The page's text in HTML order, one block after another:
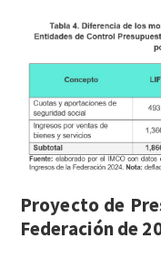
Proyecto de
Federación de